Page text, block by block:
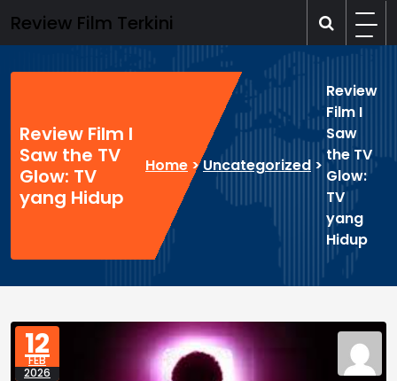
to
content
Review Film Terkini
Review Film I
Saw the TV
Glow: TV
yang Hidup
Home >Uncategorized >
Review
Film I
Saw
the TV
Glow:
TV
yang
Hidup
12
FEB
2026